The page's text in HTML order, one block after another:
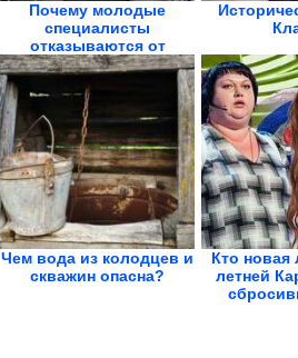
Почему молодые
специалисты
отказываются от
руководящих...
Чем вода из колодцев и
скважин опасна?
Кто
летней